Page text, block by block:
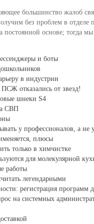
большинство жалоб
без проблем в отделе
постоянной основе; тогда
и боты
в индустрии
отказались от звезд!
шнеки S4
СВП
у профессионалов, а не
плюсы
только в химчистке
для молекулярной
работы
легендарными
регистрация
на системных